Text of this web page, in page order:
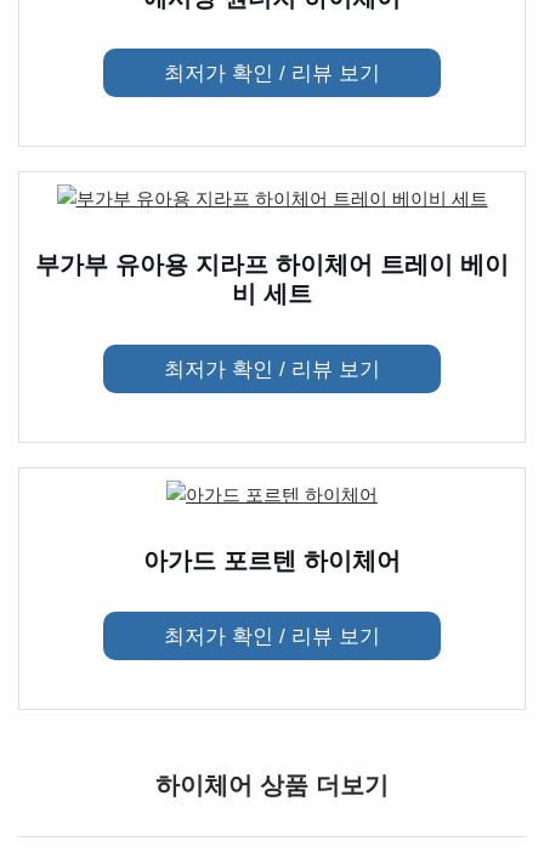
최저가 확인 / 리뷰 보기
부가부 유아용 지라프 하이체어 트레이 베이
비 세트
최저가 확인 / 리뷰 보기
아가드 포르텐 하이체어
최저가 확인 / 리뷰 보기
하이체어 상품 더보기